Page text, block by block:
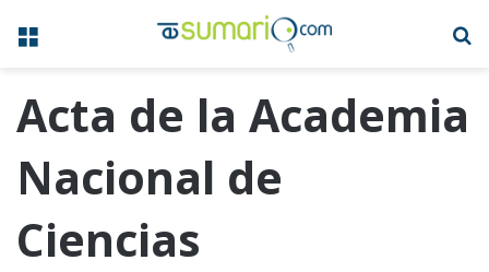
Menú
Acta de la Academia
Nacional de
Ciencias